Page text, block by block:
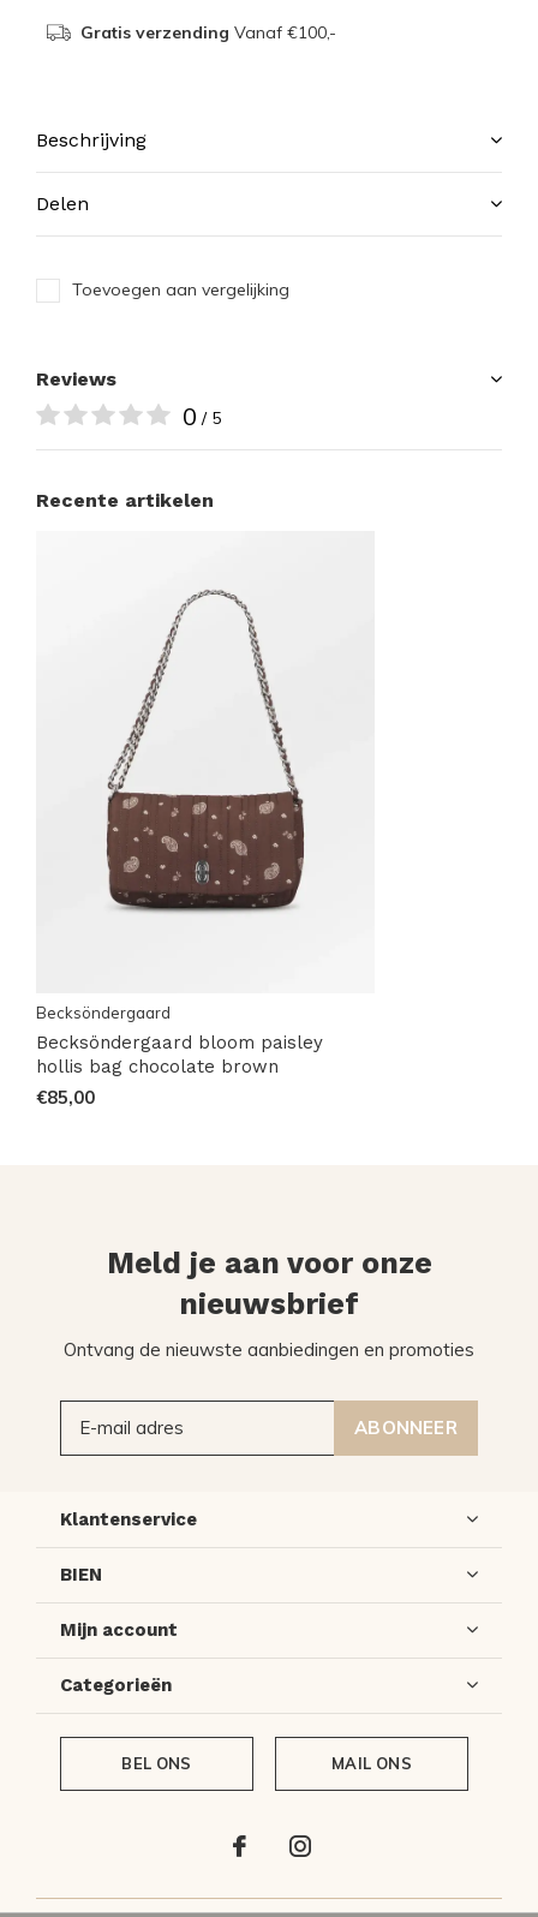
Gratis verzending Vanaf €100,-
Beschrijving
Delen
Toevoegen aan vergelijking
Reviews
0 / 5
Recente artikelen
Becksöndergaard
Becksöndergaard bloom paisley
hollis bag chocolate brown
€85,00
Meld je aan voor onze
nieuwsbrief
Ontvang de nieuwste aanbiedingen en promoties
ABONNEER
Klantenservice
BIEN
Mijn account
Categorieën
BEL ONS MAIL ONS